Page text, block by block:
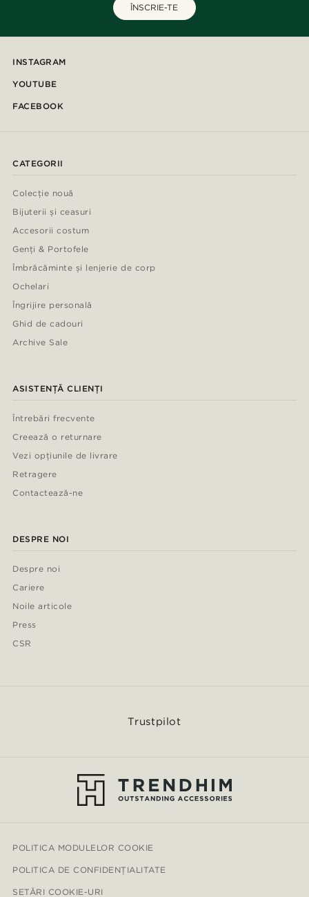
ÎNSCRIE-TE
INSTAGRAM
YOUTUBE
FACEBOOK
CATEGORII
Colecție nouă
Bijuterii și ceasuri
Accesorii costum
Genți & Portofele
Îmbrăcăminte și lenjerie de corp
Ochelari
Îngrijire personală
Ghid de cadouri
Archive Sale
ASISTENȚĂ CLIENȚI
Întrebări frecvente
Creează o returnare
Vezi opțiunile de livrare
Retragere
Contactează-ne
DESPRE NOI
Despre noi
Cariere
Noile articole
Press
CSR
Trustpilot
POLITICA MODULELOR COOKIE
POLITICA DE CONFIDENȚIALITATE
SETĂRI COOKIE-URI